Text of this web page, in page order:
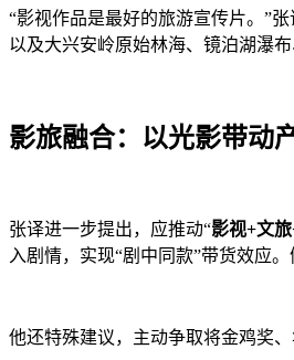
“影视作品是最好的旅游宣传片。”
以及大兴安岭原始林海、镜泊湖瀑
影旅融合：以光影带动
张译进一步提出，应推动“影视+文
入剧情，实现“剧中同款”带货效应
他还特殊建议，主动争取将金鸡奖